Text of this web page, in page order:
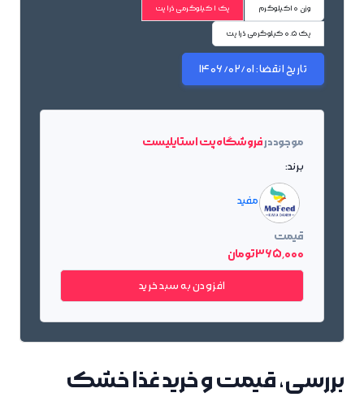
وزن 10کیلوگرم پک 1 کیلوگرمی دُرا پت
پک 0.5 کیلوگرمی دُرا پت
تاریخ انقضا:1406/02/01
موجود درفروشگاه پت استایلیست
برند:
مفید
قیمت
365٬000 تومان
افزودن به سبد خرید
بررسی، قیمت و خرید غذا خشک